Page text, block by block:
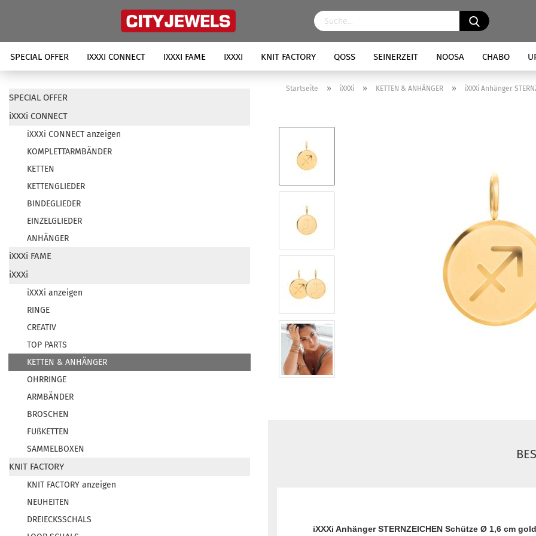
SPECIAL OFFER IXXXI CONNECT IXXXI FAME IXXXI KNIT FACTORY QOSS SEINERZEIT NOOSA CHABO
Startseite » iXXXi » KETTEN & ANHÄNGER » iXXXi Anhänger
iXXXi Anhänger STERNZEICHEN Schütze Ø 1,6 cm gold
SPECIAL OFFER
iXXXi CONNECT
iXXXi CONNECT anzeigen
KOMPLETTARMBÄNDER
KETTEN
KETTENGLIEDER
BINDEGLIEDER
EINZELGLIEDER
ANHÄNGER
iXXXi FAME
iXXXi
iXXXi anzeigen
RINGE
CREATIV
TOP PARTS
KETTEN & ANHÄNGER
OHRRINGE
ARMBÄNDER
BROSCHEN
FUßKETTEN
SAMMELBOXEN
KNIT FACTORY
KNIT FACTORY anzeigen
NEUHEITEN
DREIECKSSCHALS